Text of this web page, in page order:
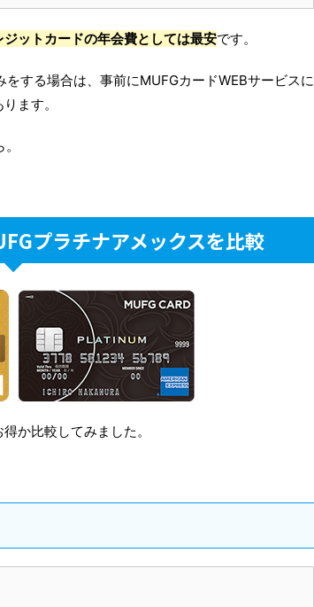
ットカードの年会費としては最安です。
する場合は、事前にMUFGカードWEBサービスに
ます。
プラチナアメックスを比較
か比較してみました。